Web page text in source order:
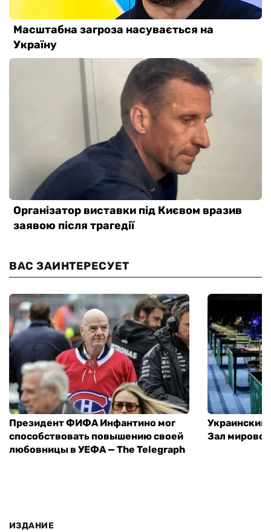
ВАС ЗАИНТЕРЕСУЕТ
Президент ФИФА Инфантино мог
способствовать повышению своей
любовницы в УЕФА — The Telegraph
Украинский
Зал
ИЗДАНИЕ